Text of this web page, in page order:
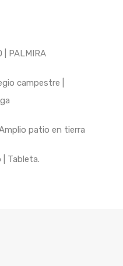
| PALMIRA
campestre |
patio en tierra
Tableta.